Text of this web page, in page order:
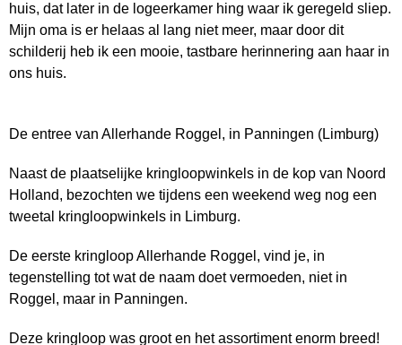
huis, dat later in de logeerkamer hing waar ik geregeld sliep.
Mijn oma is er helaas al lang niet meer, maar door dit
schilderij heb ik een mooie, tastbare herinnering aan haar in
ons huis.
De entree van Allerhande Roggel, in Panningen (Limburg)
Naast de plaatselijke kringloopwinkels in de kop van Noord
Holland, bezochten we tijdens een weekend weg nog een
tweetal kringloopwinkels in Limburg.
De eerste kringloop Allerhande Roggel, vind je, in
tegenstelling tot wat de naam doet vermoeden, niet in
Roggel, maar in Panningen.
Deze kringloop was groot en het assortiment enorm breed!